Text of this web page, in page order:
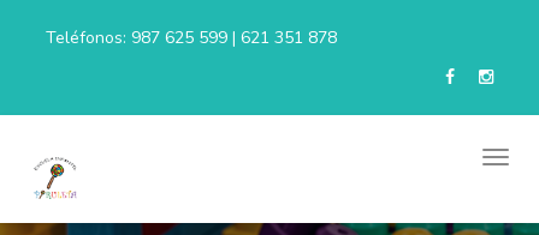
Teléfonos: 987 625 599 | 621 351 878